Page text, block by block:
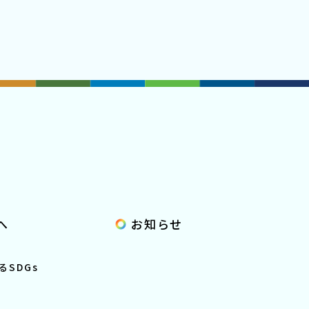
SDGs
お知らせ